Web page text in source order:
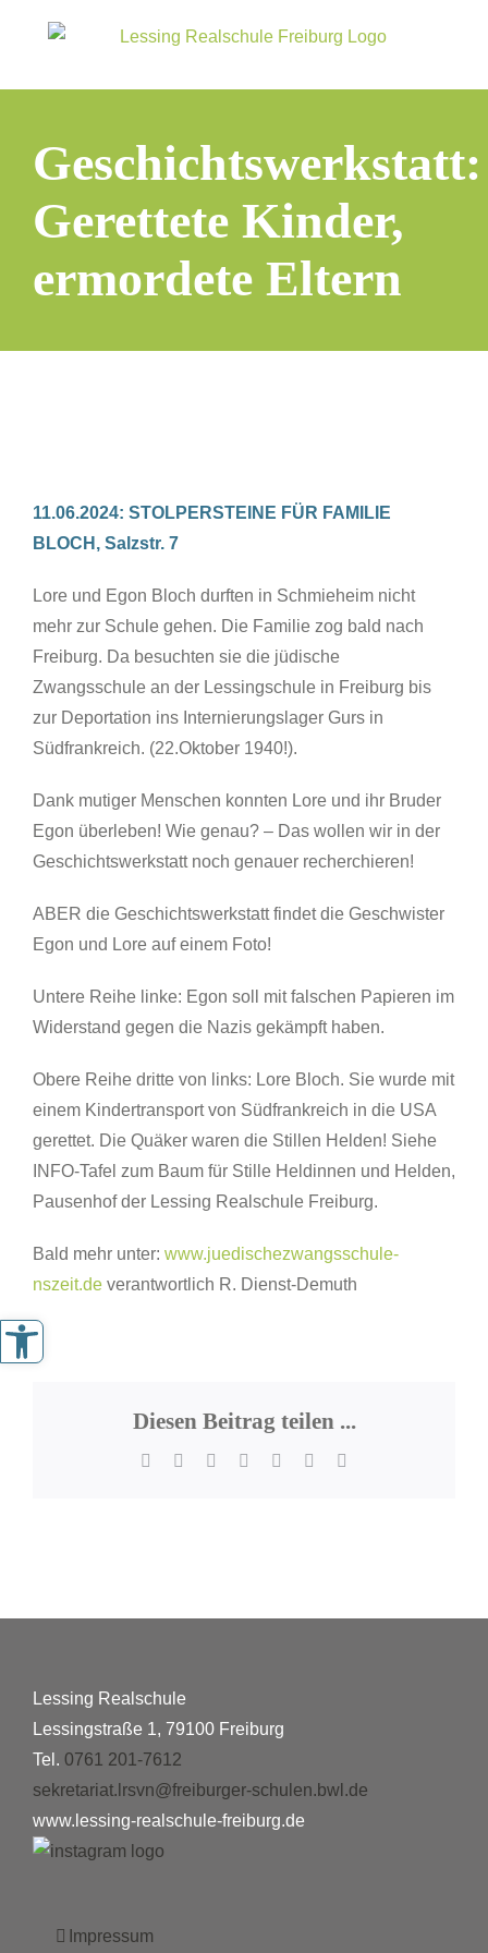
Geschichtswerkstatt:
Gerettete Kinder,
ermordete Eltern
11.06.2024: STOLPERSTEINE FÜR FAMILIE
BLOCH, Salzstr. 7
Lore und Egon Bloch durften in Schmieheim nicht
mehr zur Schule gehen. Die Familie zog bald nach
Freiburg. Da besuchten sie die jüdische
Zwangsschule an der Lessingschule in Freiburg bis
zur Deportation ins Internierungslager Gurs in
Südfrankreich. (22.Oktober 1940!).
Dank mutiger Menschen konnten Lore und ihr Bruder
Egon überleben! Wie genau? – Das wollen wir in der
Geschichtswerkstatt noch genauer recherchieren!
ABER die Geschichtswerkstatt findet die Geschwister
Egon und Lore auf einem Foto!
Untere Reihe linke: Egon soll mit falschen Papieren im
Widerstand gegen die Nazis gekämpft haben.
Obere Reihe dritte von links: Lore Bloch. Sie wurde mit
einem Kindertransport von Südfrankreich in die USA
gerettet. Die Quäker waren die Stillen Helden! Siehe
INFO-Tafel zum Baum für Stille Heldinnen und Helden,
Pausenhof der Lessing Realschule Freiburg.
Bald mehr unter: www.juedischezwangsschule-
nszeit.de verantwortlich R. Dienst-Demuth
Diesen Beitrag teilen ...
Facebook LinkedInWhatsAppPinterest
Xing
Lessing Realschule
Lessingstraße 1, 79100 Freiburg
Tel. 0761 201-7612
sekretariat.lrsvn@freiburger-schulen.bwl.de
www.lessing-realschule-freiburg.de
Impressum
Werkzeugleiste öffnen